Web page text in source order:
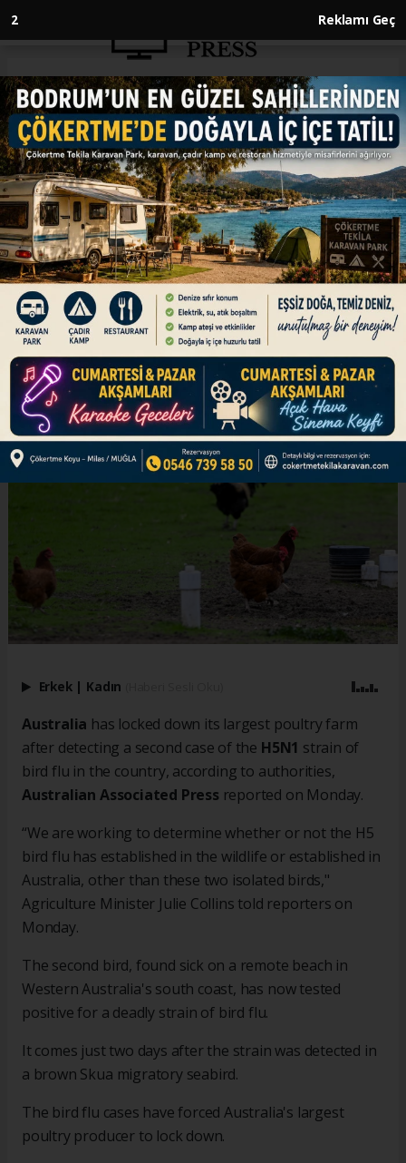
1 Reklamı Geç
Anasayfa ENGLISH
Australia’s largest poultry farm
closed after 2nd deadly case of
H5 bird flu detected
ENGLISH
22.06.2026 - 12:42, Güncelleme: 22.06.2026 - 12:43
2nd bird found sick on remote beach in Western
Australia's south coast
ABONE OL
Erkek | Kadın
Australia has locked down its largest poultry farm
after detecting a second case of the H5N1 strain of
bird flu in the country, according to authorities,
Australian Associated Press reported on Monday.
“We are working to determine whether or not the H5
bird flu has established in the wildlife or established in
Australia, other than these two isolated birds,"
Agriculture Minister Julie Collins told reporters on
Monday.
The second bird, found sick on a remote beach in
Western Australia's south coast, has now tested
positive for a deadly strain of bird flu.
It comes just two days after the strain was detected in
a brown Skua migratory seabird.
The bird flu cases have forced Australia's largest
poultry producer to lock down.